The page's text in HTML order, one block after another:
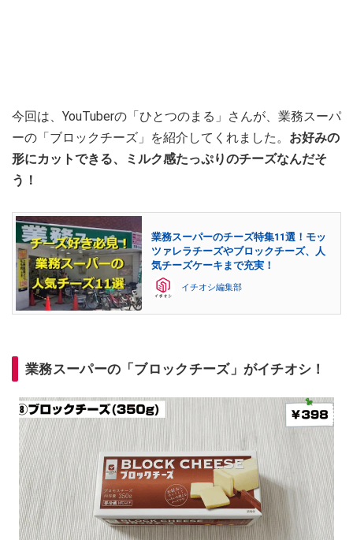
今回は、YouTuberの「ひとつのまる」さんが、業務スーパ
ーの「ブロックチーズ」を紹介してくれました。 お好みの
形にカットできる、ミルク感たっぷりのチーズなんだそ
う！
業務スーパーのチーズ特集11選！モッ
ツァレラチーズやブロックチーズ、人
気チーズケーキまで充実！
イチオシ編集部
業務スーパーの「ブロックチーズ」がイチオシ！